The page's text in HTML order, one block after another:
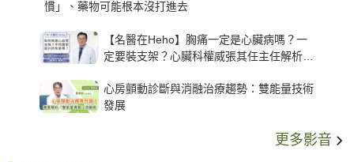
慣」、藥物可能根本沒打進去
【名醫在Heho】胸痛一定是心臟病嗎？一
定要裝支架？心臟科權威張其任主任解析支
心房顫動診斷與消融治療趨勢：雙能量技術
發展
更多影音